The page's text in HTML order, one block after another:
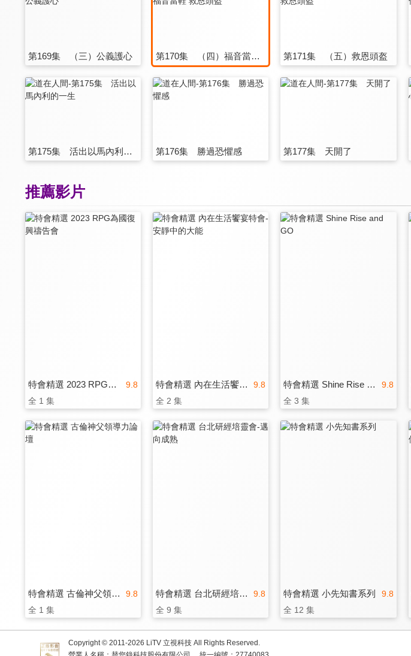
第169集 （三）公義護心 第170集 （四）福音當鞋 救恩頭盔 第171集 （五）救恩頭盔
第175集 活出以馬內利的一生 第176集 勝過恐懼感 第177集 天開了
推薦影片
9.8
特會精選 2023 RPG為國復興禱告會
全 1 集
9.8
特會精選 內在生活饗宴特會-安靜中的大能
全 2 集
9.8
特會精選 Shine Rise and GO
全 3 集
9.8
特會精選 古倫神父領導力論壇
全 1 集
9.8
特會精選 台北研經培靈會-邁向成熟
全 9 集
9.8
特會精選 小先知書系列
全 12 集
Copyright © 2011-2026 LiTV 立視科技 All Rights Reserved.